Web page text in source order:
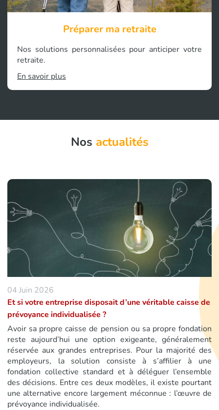
Préparer ma retraite
Nos solutions personnalisées pour anticiper votre
retraite.
En savoir plus
Nos actualités
04 Juin 2026
Et si votre entreprise disposait d’une véritable caisse de
prévoyance individualisée ?
Avoir sa propre caisse de pension ou sa propre fondation
reste aujourd’hui une option exigeante, généralement
réservée aux grandes entreprises. Pour la majorité des
employeurs, la solution consiste à s’affilier à une
fondation collective standard et à déléguer l’ensemble
des décisions. Entre ces deux modèles, il existe pourtant
une alternative encore largement méconnue : l’œuvre de
prévoyance individualisée.